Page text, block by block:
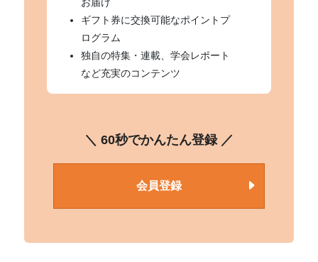
ギフト券に交換可能なポイントプ
ログラム
独自の特集・連載、学会レポート
など充実のコンテンツ
＼ 60秒でかんたん登録 ／
会員登録